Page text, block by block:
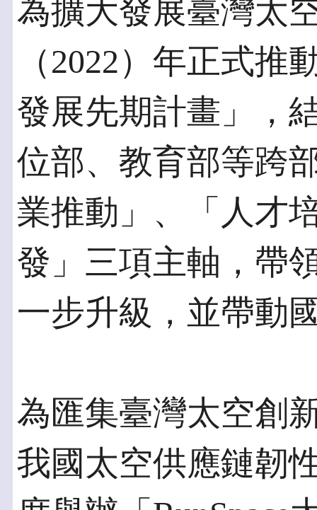
為擴大發展臺灣太
（2022）年正式推
發展先期計畫」，
位部、教育部等跨
業推動」、「人才
發」三項主軸，帶
一步升級，並帶動
為匯集臺灣太空創
我國太空供應鏈韌